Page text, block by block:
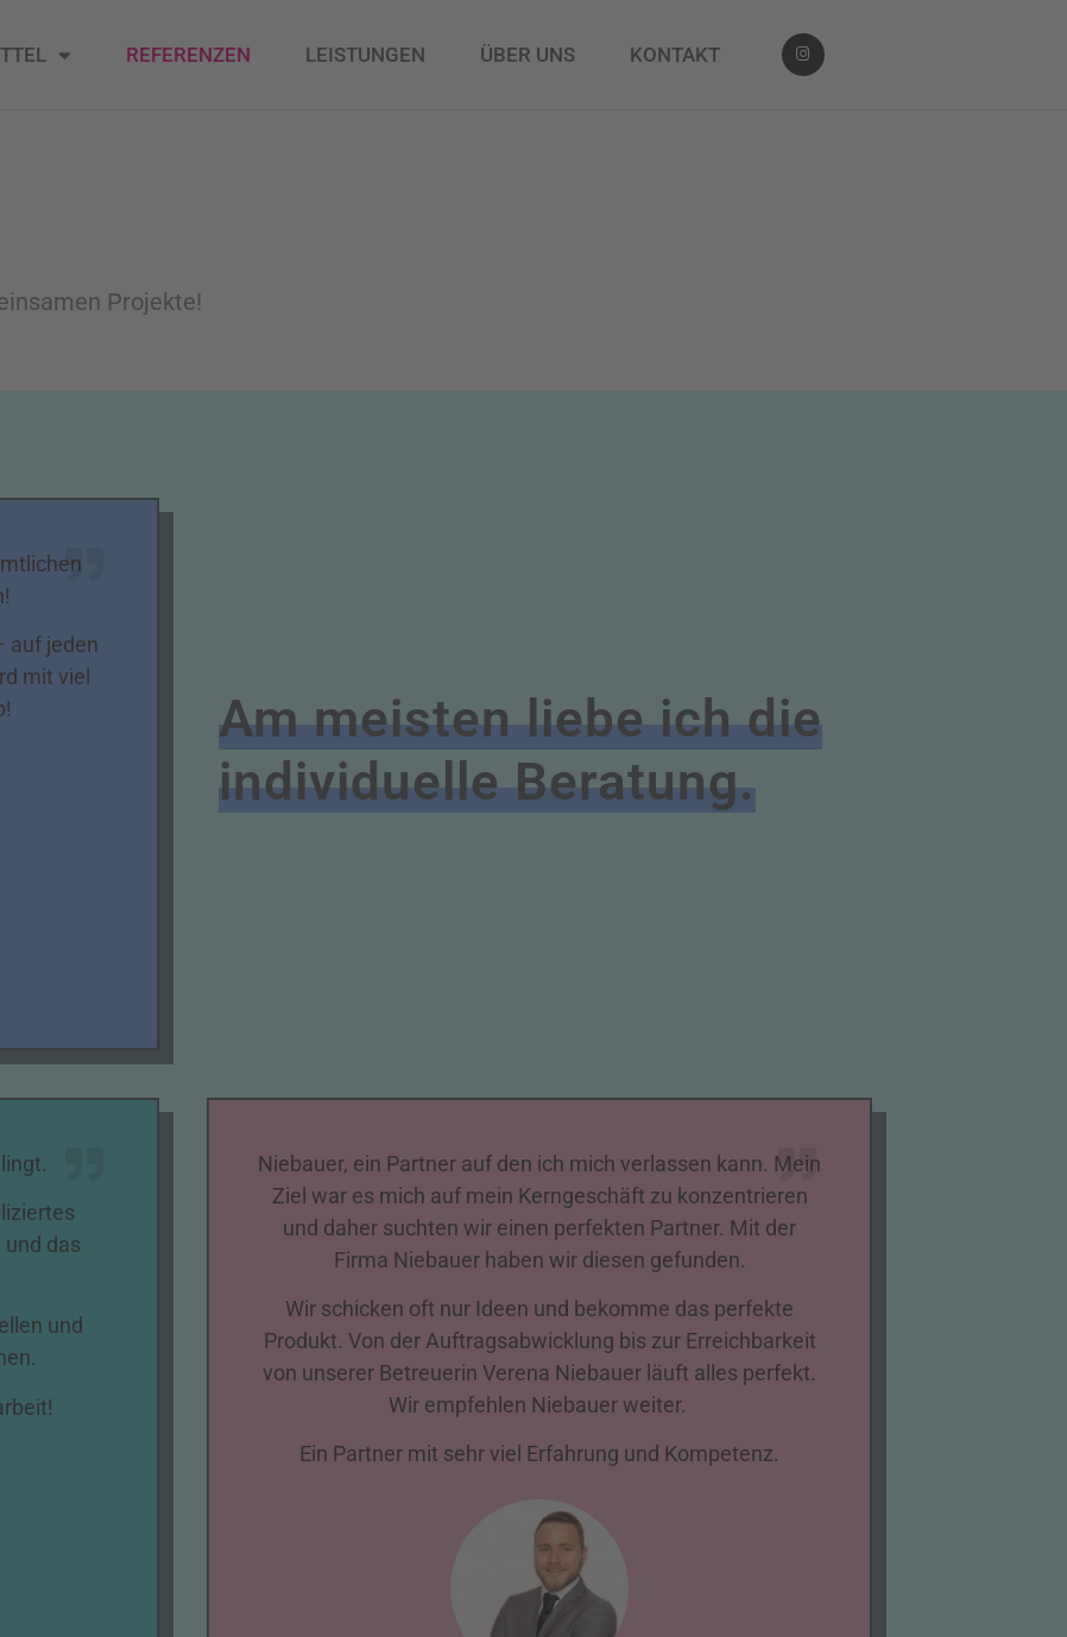
REFERENZEN LEISTUNGEN ÜBER UNS KONTAKT
Projekte!
auf jeden
mit viel
Am meisten liebe ich die
individuelle Beratung.
das
und
!
Niebauer, ein Partner auf den ich mich verlassen kann. Mein
Ziel war es mich auf mein Kerngeschäft zu konzentrieren
und daher suchten wir einen perfekten Partner. Mit der
Firma Niebauer haben wir diesen gefunden.
Wir schicken oft nur Ideen und bekomme das perfekte
Produkt. Von der Auftragsabwicklung bis zur Erreichbarkeit
von unserer Betreuerin Verena Niebauer läuft alles perfekt.
Wir empfehlen Niebauer weiter.
Ein Partner mit sehr viel Erfahrung und Kompetenz.